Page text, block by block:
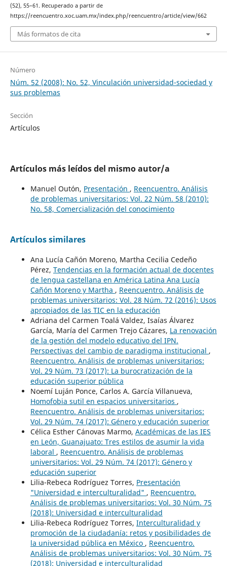
(52), 55–61. Recuperado a partir de
https://reencuentro.xoc.uam.mx/index.php/reencuentro/article/view/662
Más formatos de cita
Número
Núm. 52 (2008): No. 52, Vinculación universidad-sociedad y
sus problemas
Sección
Artículos
Artículos más leídos del mismo autor/a
Manuel Outón, Presentación , Reencuentro. Análisis
de problemas universitarios: Vol. 22 Núm. 58 (2010):
No. 58, Comercialización del conocimiento
Artículos similares
Ana Lucía Cañón Moreno, Martha Cecilia Cedeño
Pérez, Tendencias en la formación actual de docentes
de lengua castellana en América Latina Ana Lucía
Cañón Moreno y Martha , Reencuentro. Análisis de
problemas universitarios: Vol. 28 Núm. 72 (2016): Usos
apropiados de las TIC en la educación
Adriana del Carmen Toalá Valdez, Isaías Álvarez
García, María del Carmen Trejo Cázares, La renovación
de la gestión del modelo educativo del IPN.
Perspectivas del cambio de paradigma institucional ,
Reencuentro. Análisis de problemas universitarios:
Vol. 29 Núm. 73 (2017): La burocratización de la
educación superior pública
Noemí Luján Ponce, Carlos A. García Villanueva,
Homofobia sutil en espacios universitarios ,
Reencuentro. Análisis de problemas universitarios:
Vol. 29 Núm. 74 (2017): Género y educación superior
Célica Esther Cánovas Marmo, Académicas de las IES
en León, Guanajuato: Tres estilos de asumir la vida
laboral , Reencuentro. Análisis de problemas
universitarios: Vol. 29 Núm. 74 (2017): Género y
educación superior
Lilia-Rebeca Rodríguez Torres, Presentación
"Universidad e interculturalidad" , Reencuentro.
Análisis de problemas universitarios: Vol. 30 Núm. 75
(2018): Universidad e interculturalidad
Lilia-Rebeca Rodríguez Torres, Interculturalidad y
promoción de la ciudadanía: retos y posibilidades de
la universidad pública en México , Reencuentro.
Análisis de problemas universitarios: Vol. 30 Núm. 75
(2018): Universidad e interculturalidad